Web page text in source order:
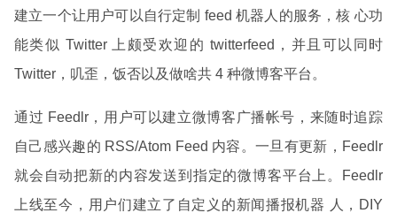
建立一个让用户可以自行定制 feed 机器人的服务，核 心功
能类似 Twitter 上颇受欢迎的 twitterfeed，并且可以同时
Twitter，叽歪，饭否以及做啥共 4 种微博客平台。
通过 Feedlr，用户可以建立微博客广播帐号，来随时追踪
自己感兴趣的 RSS/Atom Feed 内容。一旦有更新，Feedlr
就会自动把新的内容发送到指定的微博客平台上。Feedlr
上线至今，用户们建立了自定义的新闻播报机器 人，DIY